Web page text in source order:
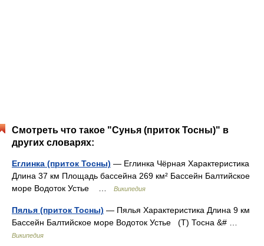
Смотреть что такое "Сунья (приток Тосны)" в
других словарях:
Еглинка (приток Тосны) — Еглинка Чёрная Характеристика
Длина 37 км Площадь бассейна 269 км² Бассейн Балтийское
море Водоток Устье …
Википедия
Пялья (приток Тосны) — Пялья Характеристика Длина 9 км
Бассейн Балтийское море Водоток Устье (Т) Тосна &# …
Википедия